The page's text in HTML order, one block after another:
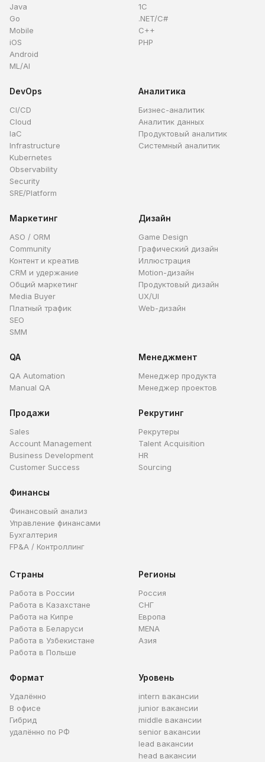
Java
Go
Mobile
iOS
Android
ML/AI
1C
.NET/C#
C++
PHP
DevOps
CI/CD
Cloud
IaC
Infrastructure
Kubernetes
Observability
Security
SRE/Platform
Аналитика
Бизнес-аналитик
Аналитик данных
Продуктовый аналитик
Системный аналитик
Маркетинг
ASO / ORM
Community
Контент и креатив
CRM и удержание
Общий маркетинг
Media Buyer
Платный трафик
SEO
SMM
Дизайн
Game Design
Графический дизайн
Иллюстрация
Motion-дизайн
Продуктовый дизайн
UX/UI
Web-дизайн
QA
QA Automation
Manual QA
Менеджмент
Менеджер продукта
Менеджер проектов
Продажи
Sales
Account Management
Business Development
Customer Success
Рекрутинг
Рекрутеры
Talent Acquisition
HR
Sourcing
Финансы
Финансовый анализ
Управление финансами
Бухгалтерия
FP&A / Контроллинг
Страны
Работа в России
Работа в Казахстане
Работа на Кипре
Работа в Беларуси
Работа в Узбекистане
Работа в Польше
Регионы
Россия
СНГ
Европа
MENA
Азия
Формат
Удалённо
В офисе
Гибрид
удалённо по РФ
Уровень
intern вакансии
junior вакансии
middle вакансии
senior вакансии
lead вакансии
head вакансии